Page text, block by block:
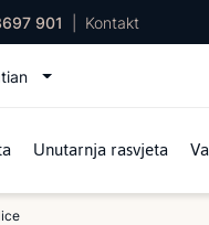
901 Kontakt
Unutarnja rasvjeta